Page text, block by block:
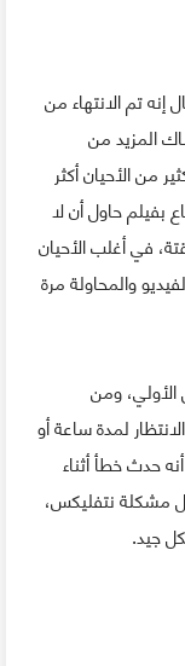
تم الانتهاء من
المزيد من
من الأحيان أكثر
بفيلم حاول أن لا
في أغلب الأحيان
والمحاولة مرة
ومن
لمدة ساعة أو
حدث خطأ أثناء
مشكلة نتفليكس،
جيد.